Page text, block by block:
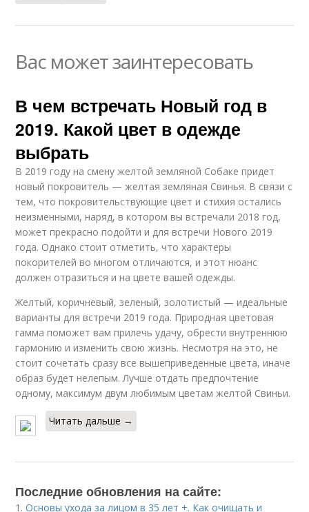
Вас может заинтересовать
В чем встречать Новый год в
2019. Какой цвет в одежде
выбрать
В 2019 году на смену желтой земляной Собаке придет
новый покровитель — желтая земляная Свинья. В связи с
тем, что покровительствующие цвет и стихия остались
неизменными, наряд, в котором вы встречали 2018 год,
может прекрасно подойти и для встречи Нового 2019
года. Однако стоит отметить, что характеры
покорителей во многом отличаются, и этот нюанс
должен отразиться и на цвете вашей одежды.
Желтый, коричневый, зеленый, золотистый — идеальные
варианты для встречи 2019 года. Природная цветовая
гамма поможет вам прилечь удачу, обрести внутреннюю
гармонию и изменить свою жизнь. Несмотря на это, не
стоит сочетать сразу все вышеприведенные цвета, иначе
образ будет нелепым. Лучше отдать предпочтение
одному, максимум двум любимым цветам желтой Свиньи.
Читать дальше →
Последние обновления на сайте:
1.Основы ухода за лицом в 35 лет +. Как очищать и